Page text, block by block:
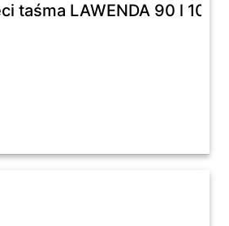
taśma LAWENDA 90 l 10